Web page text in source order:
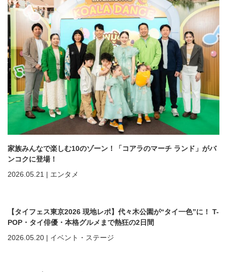
家族みんなで楽しむ10のゾーン！「コアラのマーチ ランド」がバ
ンコクに登場！
2026.05.21 | エンタメ
【タイフェス東京2026 現地レポ】代々木公園が“タイ一色”に！ T-
POP・タイ俳優・本格グルメまで熱狂の2日間
2026.05.20 | イベント・ステージ